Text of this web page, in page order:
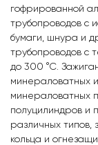
гофрированной
трубопроводов с
бумаги, шнура и
трубопроводов с
до 300 °C.
минераловатных
минераловатных
полуцилиндров и
различных типов,
кольца и